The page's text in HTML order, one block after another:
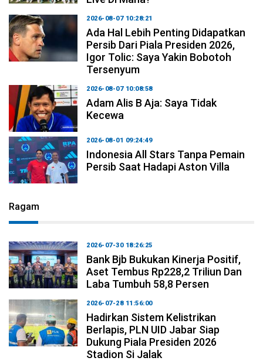
2026-08-07 10:28:21
Ada Hal Lebih Penting Didapatkan
Persib Dari Piala Presiden 2026,
Igor Tolic: Saya Yakin Bobotoh
Tersenyum
2026-08-07 10:08:58
Adam Alis B Aja: Saya Tidak
Kecewa
2026-08-01 09:24:49
Indonesia All Stars Tanpa Pemain
Persib Saat Hadapi Aston Villa
Ragam
2026-07-30 18:26:25
Bank Bjb Bukukan Kinerja Positif,
Aset Tembus Rp228,2 Triliun Dan
Laba Tumbuh 58,8 Persen
2026-07-28 11:56:00
Hadirkan Sistem Kelistrikan
Berlapis, PLN UID Jabar Siap
Dukung Piala Presiden 2026
Stadion Si Jalak